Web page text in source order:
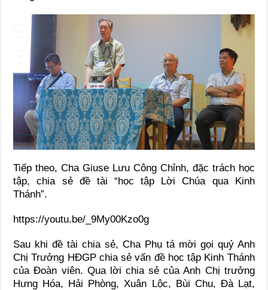
Tiếp theo, Cha Giuse Lưu Công Chỉnh, đặc trách học
tập, chia sẻ đề tài “học tập Lời Chúa qua Kinh
Thánh”.
https://youtu.be/_9My00Kzo0g
Sau khi đề tài chia sẻ, Cha Phụ tá mời gọi quý Anh
Chị Trưởng HĐGP chia sẻ vấn đề học tập Kinh Thánh
của Đoàn viên. Qua lời chia sẻ của Anh Chị trưởng
Hưng Hóa, Hải Phòng, Xuân Lộc, Bùi Chu, Đà Lạt,